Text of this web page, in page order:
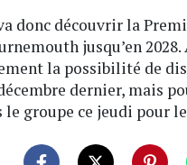
donc découvrir la
jusqu’en
la possibilité de
dernier, mais
le groupe ce jeudi pour